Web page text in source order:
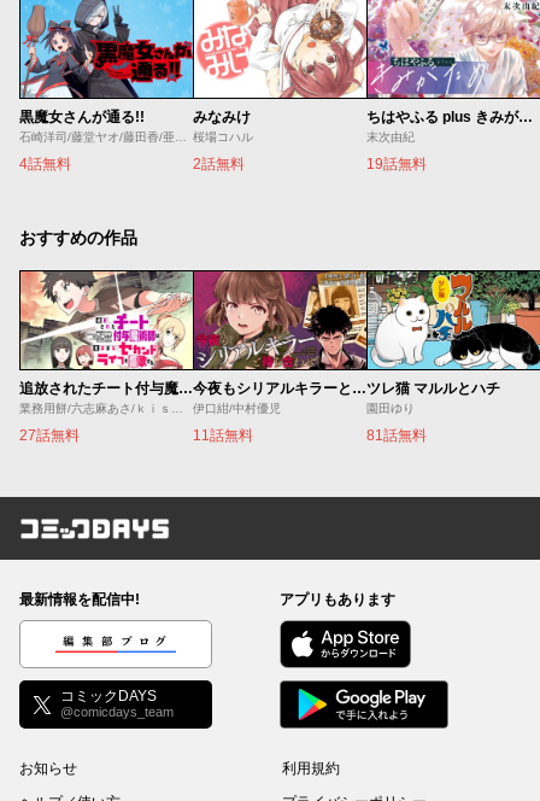
黒魔女さんが通る!!
石崎洋司/藤堂ヤオ/藤田香/亜沙美
4話無料
みなみけ
桜場コハル
2話無料
ちはやふる plus きみがため
末次由紀
19話無料
おすすめの作品
追放されたチート付与魔術師は気ままなセカンドライフを謳歌する。 ～俺は武器だけじゃなく、あらゆるものに『強化ポイント』を付与できるし、俺の意思でいつでも効果を解除できるけど、残った人たち大丈夫？～
27話無料
今夜もシリアルキラーと待ち合わせ
伊口紺/中村優児
11話無料
ツレ猫 マルルとハチ
園田ゆり
81話無料
コミックDAYS
最新情報を配信中!
編集部ブログ
コミックDAYS
@comicdays_team
アプリもあります
お知らせ
利用規約